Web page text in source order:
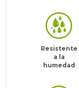
Resistente
a la
humedad